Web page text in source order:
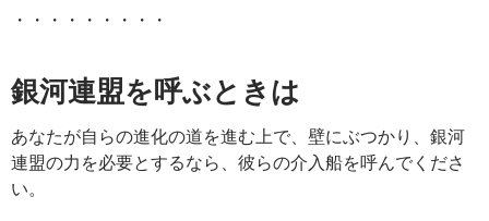
・・・・・・・・・
銀河連盟を呼ぶときは
あなたが自らの進化の道を進む上で、壁にぶつかり、銀河
連盟の力を必要とするなら、彼らの介入船を呼んでくださ
い。